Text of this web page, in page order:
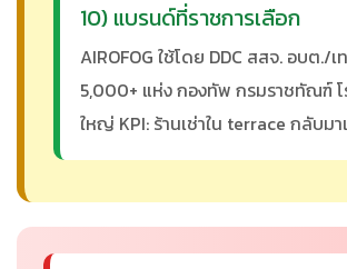
10) แบรนด์ที่ราชการเลือก
AIROFOG ใช้โดย DDC สสจ. อบต./เ
5,000+ แห่ง กองทัพ กรมราชทัณฑ์
ใหญ่ KPI: ร้านเช่าใน terrace กลับม